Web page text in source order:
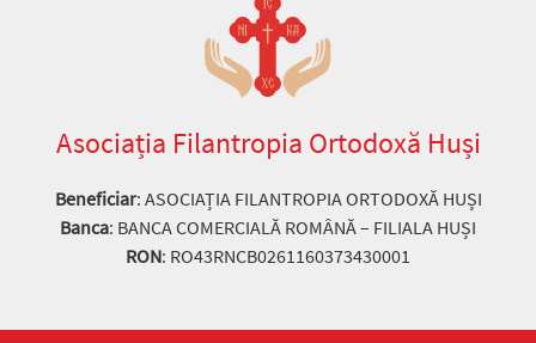
Asociația Filantropia Ortodoxă Huși
Beneficiar: ASOCIAȚIA FILANTROPIA ORTODOXĂ HUȘI
Banca: BANCA COMERCIALĂ ROMÂNĂ – FILIALA HUȘI
RON: RO43RNCB0261160373430001